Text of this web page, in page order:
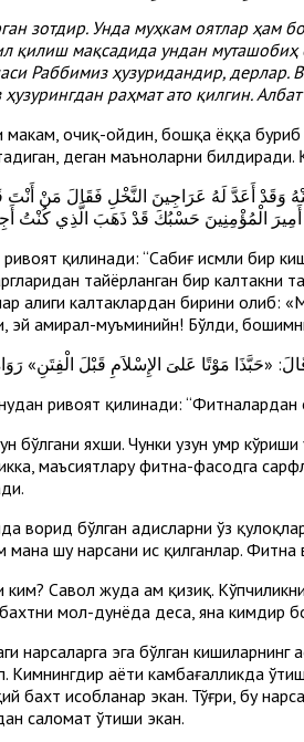
зотдир. Унда муҳкам оятлар
қилиш мақсадида ундан
Раббимиз ҳузуридандир, дерлар.
раҳмат ато қилгин.
маҳкам, очиқ-ойдин, бошқа ёққа
деган маъноларни билдиради.
أَعَدَّ لَهُ عَرَاجِينَ النَّخْلِ فَقَالَ مَنْ أَنْتَ
الْمُؤْمِنِينَ حَسْبُكَ قَدْ ذَهَبَ الَّذِي كُنْتُ
қилинади: “Сабиғ исмли бир
тайёрланган бир калтакни
калтаклардан бирини олиб:
эй амирал-муъминийн! Бўлди,
ривоят қилинади:
бўлгани яхши. Чунки узун умр
маъсиятлару фитна-фасодга
ворид бўлган ҳадисларни ўз
мана шу нарсани ҳис қилганлар.
Савол жуда ҳам қизиқ.
мол-дунёда деса, яна кимдир
нарсаларга эга бўлган кишиларнинг
Кимнингдир ҳаёти камбағалликда
бахт ҳисобланар экан. Тўғри, бу
саломат ўтиши экан.